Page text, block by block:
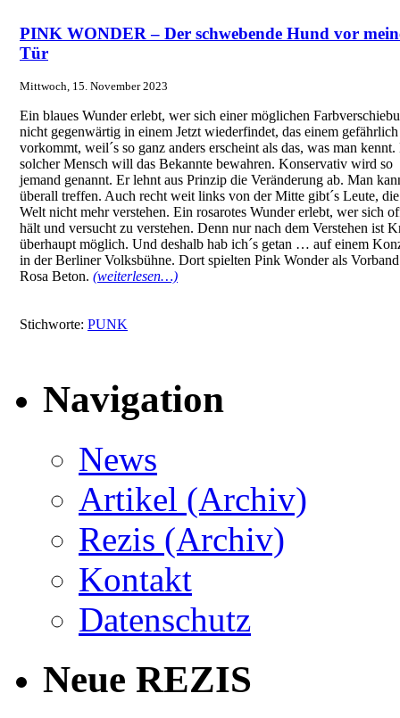
PINK WONDER – Der schwebende Hund vor
Tür
Mittwoch, 15. November 2023
Ein blaues Wunder erlebt, wer sich einer möglichen
nicht gegenwärtig in einem Jetzt wiederfindet, das einem gefährlich
vorkommt, weil´s so ganz anders erscheint als das, was man kennt.
solcher Mensch will das Bekannte bewahren. Konservativ wird so
jemand genannt. Er lehnt aus Prinzip die Veränderung ab. Man
überall treffen. Auch recht weit links von der Mitte gibt´s Leute,
Welt nicht mehr verstehen. Ein rosarotes Wunder erlebt, wer sich
hält und versucht zu verstehen. Denn nur nach dem Verstehen ist
überhaupt möglich. Und deshalb hab ich´s getan … auf einem
in der Berliner Volksbühne. Dort spielten Pink Wonder als
Rosa Beton. (weiterlesen…)
Stichworte: PUNK
Navigation
News
Artikel (Archiv)
Rezis (Archiv)
Kontakt
Datenschutz
Neue REZIS